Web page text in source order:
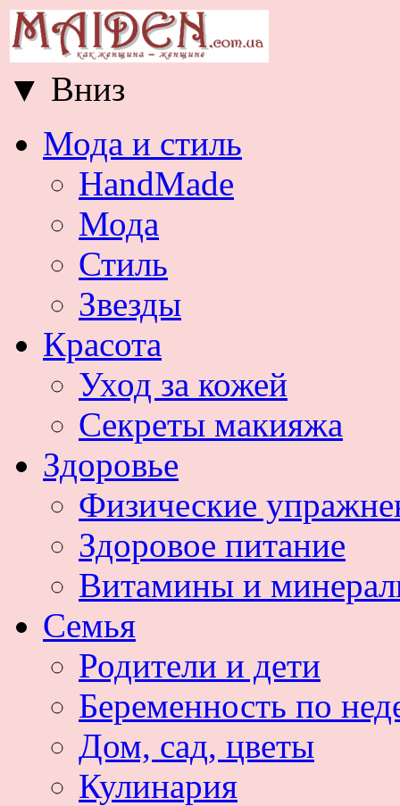
▼ Вниз
Мода и стиль
HandMade
Мода
Стиль
Звезды
Красота
Уход за кожей
Секреты макияжа
Здоровье
Физические
Здоровое питание
Витамины и
Семья
Родители и дети
Беременность по
Дом, сад, цветы
Кулинария